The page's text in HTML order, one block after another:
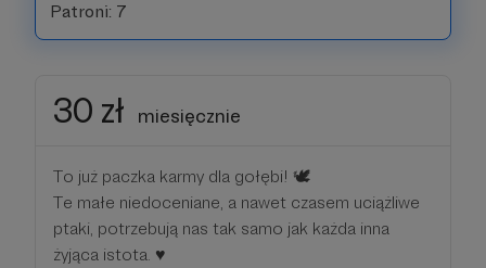
Patroni: 7
30 zł miesięcznie
To już paczka karmy dla gołębi! 🕊️
Te małe niedoceniane, a nawet czasem uciążliwe
ptaki, potrzebują nas tak samo jak każda inna
żyjąca istota. ♥️